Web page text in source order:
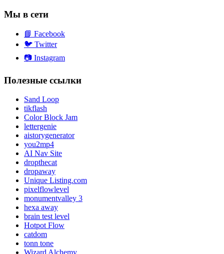
Мы в сети
📘 Facebook
🐦 Twitter
📷 Instagram
Полезные ссылки
Sand Loop
tikflash
Color Block Jam
lettergenie
aistorygenerator
you2mp4
AI Nav Site
dropthecat
dropaway
Unique Listing.com
pixelflowlevel
monumentvalley 3
hexa away
brain test level
Hotpot Flow
catdom
tonn tone